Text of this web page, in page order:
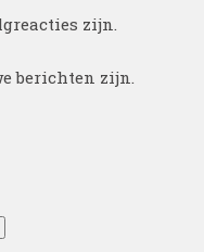
zijn.
berichten zijn.